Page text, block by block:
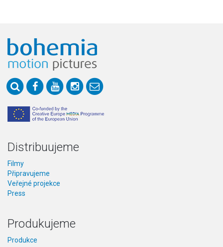
Distribuujeme
Filmy
Připravujeme
Veřejné projekce
Press
Produkujeme
Produkce